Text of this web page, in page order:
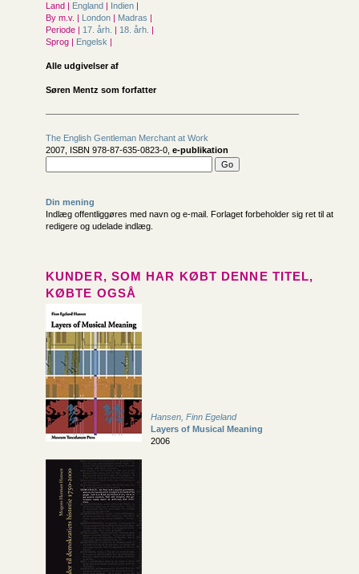
Land | England | Indien |
By m.v. | London | Madras |
Periode | 17. årh. | 18. årh. |
Sprog | Engelsk |
Alle udgivelser af
Søren Mentz som forfatter
The English Gentleman Merchant at Work
2007, ISBN 978-87-635-0823-0, e-publikation
Din mening
Indlæg offentliggøres med navn og e-mail. Forlaget forbeholder sig ret til at
redigere og udelade indlæg.
KUNDER, SOM HAR KØBT DENNE TITEL,
KØBTE OGSÅ
Hansen, Finn Egeland
Layers of Musical Meaning
2006